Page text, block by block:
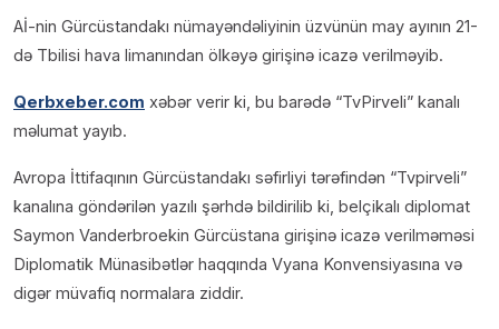
Aİ-nin Gürcüstandakı nümayəndəliyinin üzvünün may ayının 21-
də Tbilisi hava limanından ölkəyə girişinə icazə verilməyib.
Qerbxeber.com xəbər verir ki, bu barədə “TvPirveli” kanalı
məlumat yayıb.
Avropa İttifaqının Gürcüstandakı səfirliyi tərəfindən “Tvpirveli”
kanalına göndərilən yazılı şərhdə bildirilib ki, belçikalı diplomat
Saymon Vanderbroekin Gürcüstana girişinə icazə verilməməsi
Diplomatik Münasibətlər haqqında Vyana Konvensiyasına və
digər müvafiq normalara ziddir.